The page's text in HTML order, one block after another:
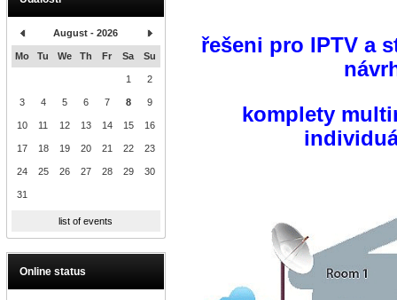
August - 2026
Mo Tu We Th Fr Sa Su
1 2
3 4 5 6 7 8 9
10 11 12 13 14 15 16
17 18 19 20 21 22 23
24 25 26 27 28 29 30
31
list of events
Online status
řešeni pro IPTV a
komplety